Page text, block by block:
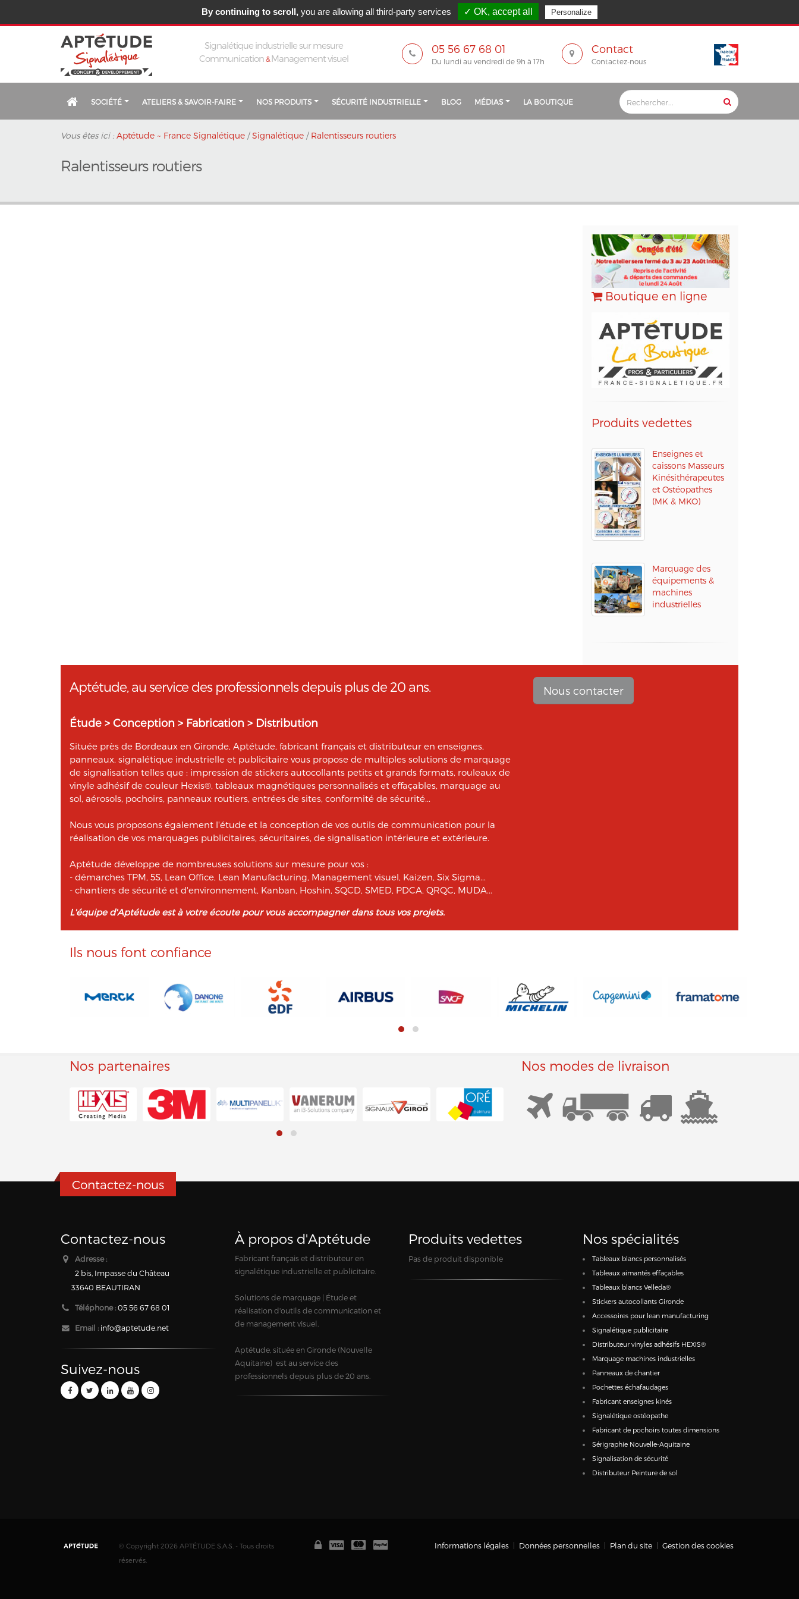
Fermeture estivale du 3 au 23 août 2026 / Les commandes seront traitées à partir du lundi 24 août.
Signalétique industrielle sur mesure
Communication& Management visuel
05 56 67 68 01
Du lundi au vendredi de 9h à 17h
Contact
Contactez-nous
SOCIÉTÉ ATELIERS & SAVOIR-FAIRE NOS PRODUITS SÉCURITÉ INDUSTRIELLE BLOG MÉDIAS LA BOUTIQUE
Vous êtes ici : Aptétude ~ France Signalétique /Signalétique / Ralentisseurs routiers
Ralentisseurs routiers
Boutique en ligne
Produits vedettes
Enseignes et
caissons Masseurs
Kinésithérapeutes
et Ostéopathes
(MK & MKO)
Marquage des
équipements &
machines
industrielles
Aptétude, au service des professionnels depuis plus de 20 ans.
Étude > Conception > Fabrication > Distribution
Située près de Bordeaux en Gironde, Aptétude, fabricant français et distributeur en enseignes,
panneaux, signalétique industrielle et publicitaire vous propose de multiples solutions de marquage
de signalisation telles que : impression de stickers autocollants petits et grands formats, rouleaux de
vinyle adhésif de couleur Hexis®, tableaux magnétiques personnalisés et effaçables, marquage au
sol, aérosols, pochoirs, panneaux routiers, entrées de sites, conformité de sécurité...
Nous vous proposons également l'étude et la conception de vos outils de communication pour la
réalisation de vos marquages publicitaires, sécuritaires, de signalisation intérieure et extérieure.
Aptétude développe de nombreuses solutions sur mesure pour vos :
- démarches TPM, 5S, Lean Office, Lean Manufacturing, Management visuel, Kaizen, Six Sigma...
- chantiers de sécurité et d'environnement, Kanban, Hoshin, SQCD, SMED, PDCA, QRQC, MUDA...
L'équipe d'Aptétude est à votre écoute pour vous accompagner dans tous vos projets.
Nous contacter
Ils nous font confiance
Nos partenaires Nos modes de livraison
Contactez-nous
Contactez-nous
Adresse :
2 bis, Impasse du Château
33640 BEAUTIRAN
Téléphone :05 56 67 68 01
Email : info@aptetude.net
Suivez-nous
À propos d'Aptétude
Fabricant français et distributeur en
signalétique industrielle et publicitaire.
Solutions de marquage | Étude et
réalisation d'outils de communication et
de management visuel.
Aptétude, située en Gironde (Nouvelle
Aquitaine) est au service des
professionnels depuis plus de 20 ans.
Produits vedettes
Pas de produit disponible
Nos spécialités
Tableaux blancs personnalisés
Tableaux aimantés effaçables
Tableaux blancs Velleda®
Stickers autocollants Gironde
Accessoires pour lean manufacturing
Signalétique publicitaire
Distributeur vinyles adhésifs HEXIS®
Marquage machines industrielles
Panneaux de chantier
Pochettes échafaudages
Fabricant enseignes kinés
Signalétique ostéopathe
Fabricant de pochoirs toutes dimensions
Sérigraphie Nouvelle-Aquitaine
Signalisation de sécurité
Distributeur Peinture de sol
© Copyright 2026 APTÉTUDE S.A.S. - Tous droits
réservés.
Informations légales Données personnelles Plan du site Gestion des cookies
By continuing to scroll,you are allowing all third-party services ✓ OK, accept all Personalize